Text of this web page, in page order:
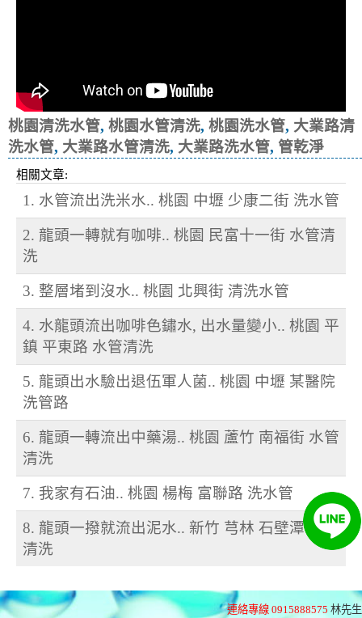
桃園清洗水管, 桃園水管清洗, 桃園洗水管, 大業路清
洗水管, 大業路水管清洗, 大業路洗水管, 管乾淨
相關文章:
1. 水管流出洗米水.. 桃園 中壢 少康二街 洗水管
2. 龍頭一轉就有咖啡.. 桃園 民富十一街 水管清
洗
3. 整層堵到沒水.. 桃園 北興街 清洗水管
4. 水龍頭流出咖啡色鏽水, 出水量變小.. 桃園 平
鎮 平東路 水管清洗
5. 龍頭出水驗出退伍軍人菌.. 桃園 中壢 某醫院
洗管路
6. 龍頭一轉流出中藥湯.. 桃園 蘆竹 南福街 水管
清洗
7. 我家有石油.. 桃園 楊梅 富聯路 洗水管
8. 龍頭一撥就流出泥水.. 新竹 芎林 石壁潭 水管
清洗
連絡專線 0915888575 林先生